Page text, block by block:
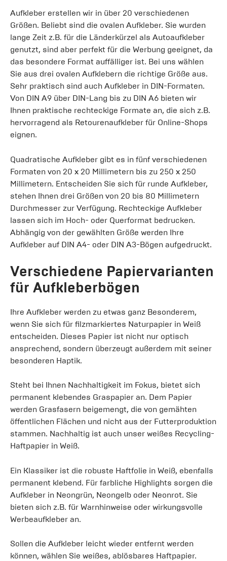
Aufkleber erstellen wir in über 20 verschiedenen
Größen. Beliebt sind die ovalen Aufkleber. Sie wurden
lange Zeit z.B. für die Länderkürzel als Autoaufkleber
genutzt, sind aber perfekt für die Werbung geeignet, da
das besondere Format auffälliger ist. Bei uns wählen
Sie aus drei ovalen Aufklebern die richtige Größe aus.
Sehr praktisch sind auch Aufkleber in DIN-Formaten.
Von DIN A9 über DIN-Lang bis zu DIN A6 bieten wir
Ihnen praktische rechteckige Formate an, die sich z.B.
hervorragend als Retourenaufkleber für Online-Shops
eignen.
Quadratische Aufkleber gibt es in fünf verschiedenen
Formaten von 20 x 20 Millimetern bis zu 250 x 250
Millimetern. Entscheiden Sie sich für runde Aufkleber,
stehen Ihnen drei Größen von 20 bis 80 Millimetern
Durchmesser zur Verfügung. Rechteckige Aufkleber
lassen sich im Hoch- oder Querformat bedrucken.
Abhängig von der gewählten Größe werden Ihre
Aufkleber auf DIN A4- oder DIN A3-Bögen aufgedruckt.
Verschiedene Papiervarianten
für Aufkleberbögen
Ihre Aufkleber werden zu etwas ganz Besonderem,
wenn Sie sich für filzmarkiertes Naturpapier in Weiß
entscheiden. Dieses Papier ist nicht nur optisch
ansprechend, sondern überzeugt außerdem mit seiner
besonderen Haptik.
Steht bei Ihnen Nachhaltigkeit im Fokus, bietet sich
permanent klebendes Graspapier an. Dem Papier
werden Grasfasern beigemengt, die von gemähten
öffentlichen Flächen und nicht aus der Futterproduktion
stammen. Nachhaltig ist auch unser weißes Recycling-
Haftpapier in Weiß.
Ein Klassiker ist die robuste Haftfolie in Weiß, ebenfalls
permanent klebend. Für farbliche Highlights sorgen die
Aufkleber in Neongrün, Neongelb oder Neonrot. Sie
bieten sich z.B. für Warnhinweise oder wirkungsvolle
Werbeaufkleber an.
Sollen die Aufkleber leicht wieder entfernt werden
können, wählen Sie weißes, ablösbares Haftpapier.